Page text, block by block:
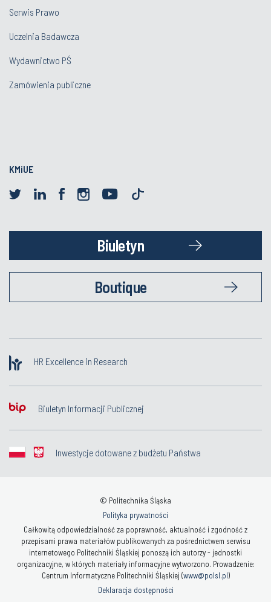
Serwis Prawo
Uczelnia Badawcza
Wydawnictwo PŚ
Zamówienia publiczne
KMiUE
Biuletyn
Boutique
HR Excellence in Research
Biuletyn Informacji Publicznej
Inwestycje dotowane z budżetu Państwa
© Politechnika Śląska
Polityka prywatności
Całkowitą odpowiedzialność za poprawność, aktualność i zgodność z
przepisami prawa materiałów publikowanych za pośrednictwem serwisu
internetowego Politechniki Śląskiej ponoszą ich autorzy - jednostki
organizacyjne, w których materiały informacyjne wytworzono. Prowadzenie:
Centrum Informatyczne Politechniki Śląskiej (www@polsl.pl)
Deklaracja dostępności